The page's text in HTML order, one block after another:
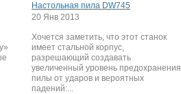
Настольная пила DW745
20 Янв 2013
Хочется заметить, что этот станок
имеет стальной корпус,
разрешающий создавать
увеличенный уровень предохранения
пилы от ударов и вероятных
падений:...